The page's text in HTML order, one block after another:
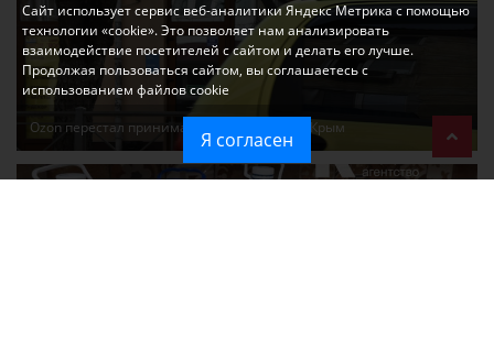
Ozon перестал принимать новые заказы в Крым
Сайт использует сервис веб-аналитики Яндекс Метрика с помощью
технологии «cookie». Это позволяет нам анализировать
взаимодействие посетителей с сайтом и делать его лучше.
Продолжая пользоваться сайтом, вы соглашаетесь с
использованием файлов cookie
Я согласен